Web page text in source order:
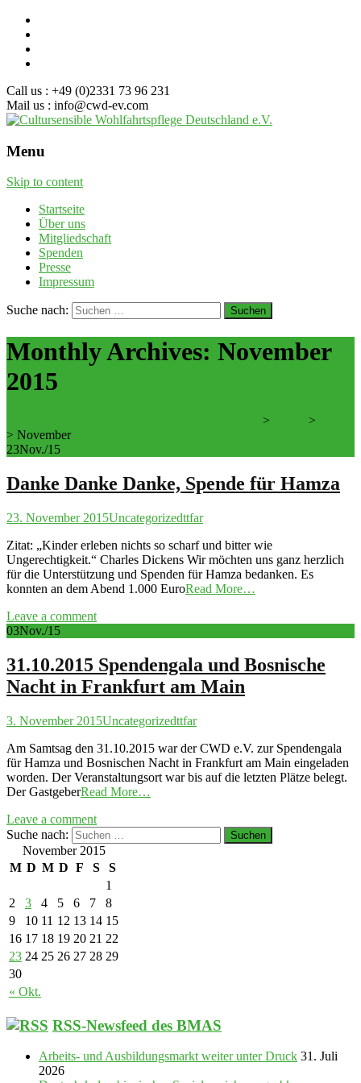
Call us : +49 (0)2331 73 96 231
Mail us : info@cwd-ev.com
Menu
Skip to content
Startseite
Über uns
Mitgliedschaft
Spenden
Presse
Impressum
Suche nach:
Monthly Archives: November
2015
> >
> November
23Nov./15
Danke Danke Danke, Spende für Hamza
23. November 2015Uncategorizedttfar
Zitat: „Kinder erleben nichts so scharf und bitter wie
Ungerechtigkeit.“ Charles Dickens Wir möchten uns ganz herzlich
für die Unterstützung und Spenden für Hamza bedanken. Es
konnten an dem Abend 1.000 EuroRead More…
Leave a comment
03Nov./15
31.10.2015 Spendengala und Bosnische
Nacht in Frankfurt am Main
3. November 2015Uncategorizedttfar
Am Samtsag den 31.10.2015 war der CWD e.V. zur Spendengala
für Hamza und Bosnischen Nacht in Frankfurt am Main eingeladen
worden. Der Veranstaltungsort war bis auf die letzten Plätze belegt.
Der GastgeberRead More…
Leave a comment
Suche nach:
November 2015
M D M D F S S
« Okt.
1
2
3 4 5 6 7
8
9
10 11 12 13 14 15
16 17 18 19 20 21 22
23 24 25 26 27 28 29
30
RSS-Newsfeed des BMAS
Arbeits- und Ausbildungsmarkt weiter unter Druck 31. Juli
2026